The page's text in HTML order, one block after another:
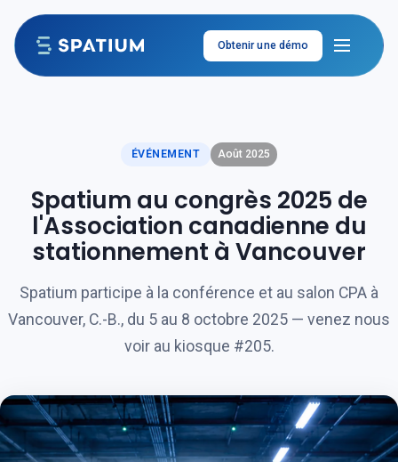
Aller au contenu
Obtenir une démo
ÉVÉNEMENT Août 2025
Spatium au congrès 2025 de
l'Association canadienne du
stationnement à Vancouver
Spatium participe à la conférence et au salon CPA à
Vancouver, C.-B., du 5 au 8 octobre 2025 — venez nous
voir au kiosque #205.